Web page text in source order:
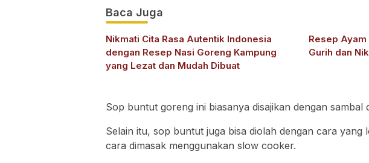
Baca Juga
Nikmati Cita Rasa Autentik Indonesia
dengan Resep Nasi Goreng Kampung
yang Lezat dan Mudah Dibuat
Resep
Gurih dan
Sop buntut goreng ini biasanya disajikan dengan sambal
Selain itu, sop buntut juga bisa diolah dengan cara yang
cara dimasak menggunakan slow cooker.